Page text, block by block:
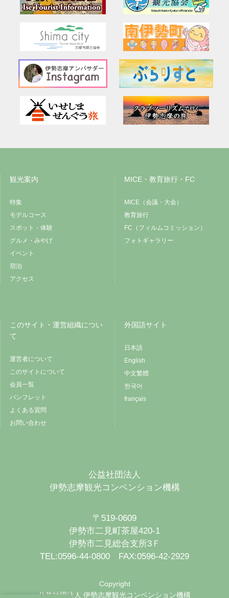
観光案内
特集
モデルコース
スポット・体験
グルメ・みやげ
イベント
宿泊
アクセス
MICE・教育旅行・FC
MICE（会議・大会）
教育旅行
FC（フィルムコミッション）
フォトギャラリー
このサイト・運営組織につい
て
運営者について
このサイトについて
会員一覧
パンフレット
よくある質問
お問い合わせ
外国語サイト
日本語
English
中文繁體
한국어
français
公益社団法人
伊勢志摩観光コンベンション機構
〒519-0609
伊勢市二見町茶屋420-1
伊勢市二見総合支所3Ｆ
TEL:0596-44-0800 FAX:0596-42-2929
Copyright
公益社団法人 伊勢志摩観光コンベンション機構